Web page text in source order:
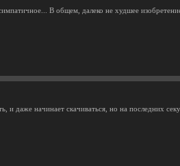
В общем, далеко не худшее изобретение
и даже начинает скачиваться, но на последних